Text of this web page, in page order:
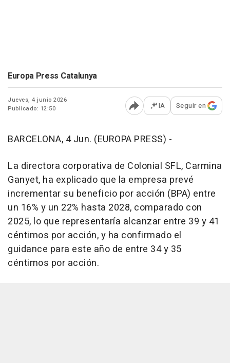
Europa Press Catalunya
Jueves, 4 junio 2026
Publicado: 12:50
Abrir opciones para
IA Seguir en
BARCELONA, 4 Jun. (EUROPA PRESS) -
La directora corporativa de Colonial SFL, Carmina
Ganyet, ha explicado que la empresa prevé
incrementar su beneficio por acción (BPA) entre
un 16% y un 22% hasta 2028, comparado con
2025, lo que representaría alcanzar entre 39 y 41
céntimos por acción, y ha confirmado el
guidance para este año de entre 34 y 35
céntimos por acción.